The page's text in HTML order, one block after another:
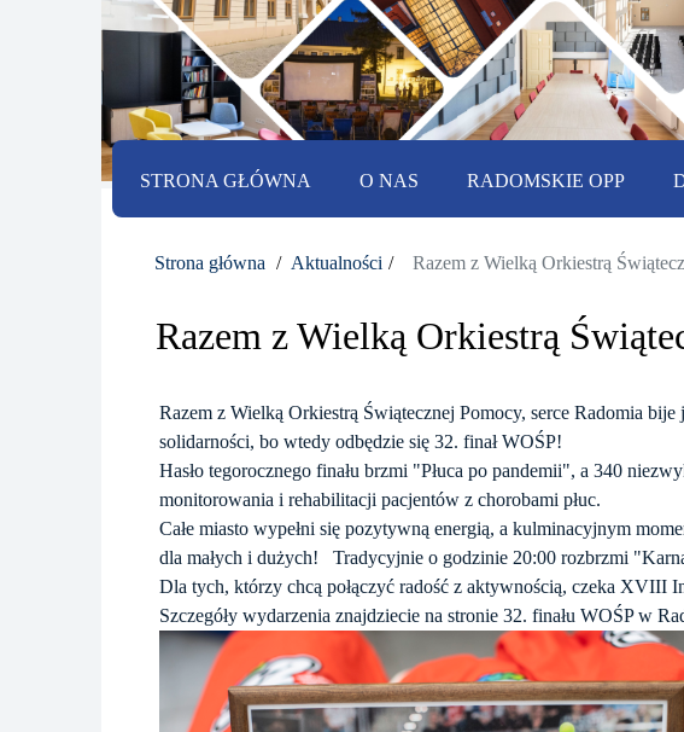
STRONA GŁÓWNA O NAS RADOMSKIE OPP
Strona główna Aktualności Razem z Wielką Orkiestrą
Razem z Wielką Orkiestrą
Razem z Wielką Orkiestrą Świątecznej Pomocy, serce Radomia
solidarności, bo wtedy odbędzie się 32. finał WOŚP!
Hasło tegorocznego finału brzmi "Płuca po pandemii", a 340
monitorowania i rehabilitacji pacjentów z chorobami płuc.
Całe miasto wypełni się pozytywną energią, a kulminacyjnym
dla małych i dużych! Tradycyjnie o godzinie 20:00 rozbrzmi
Dla tych, którzy chcą połączyć radość z aktywnością, czeka XVIII
Szczegóły wydarzenia znajdziecie na stronie 32. finału WOŚP w